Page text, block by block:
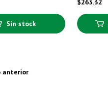
Sin stock
$263.32
anterior